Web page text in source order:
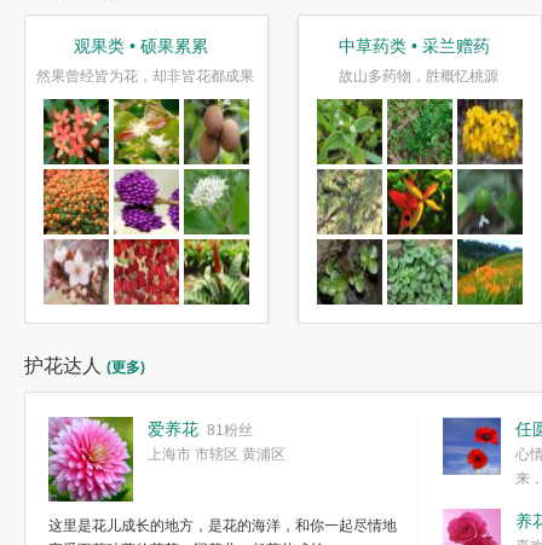
观果类 • 硕果累累
然果曾经皆为花，却非皆花都成果
中草药类 • 采兰赠药
故山多药物，胜概忆桃源
护花达人 (更多)
爱养花 81粉丝
上海市 市辖区 黄浦区
这里是花儿成长的地方，是花的海洋，和你一起尽情地
任
心
来
简单愉快的心
养